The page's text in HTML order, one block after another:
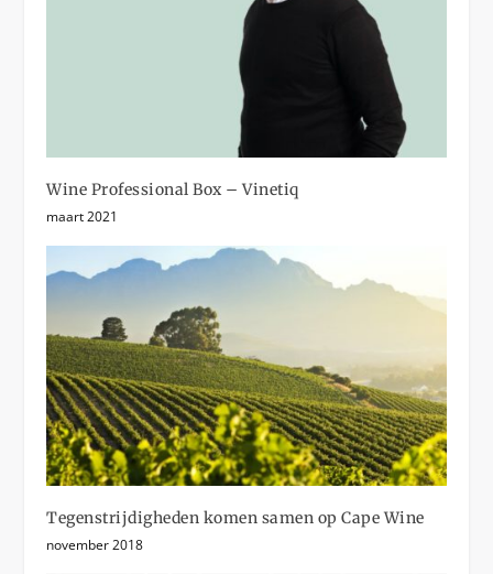
Wine Professional Box – Vinetiq
maart 2021
Tegenstrijdigheden komen samen op Cape Wine
november 2018